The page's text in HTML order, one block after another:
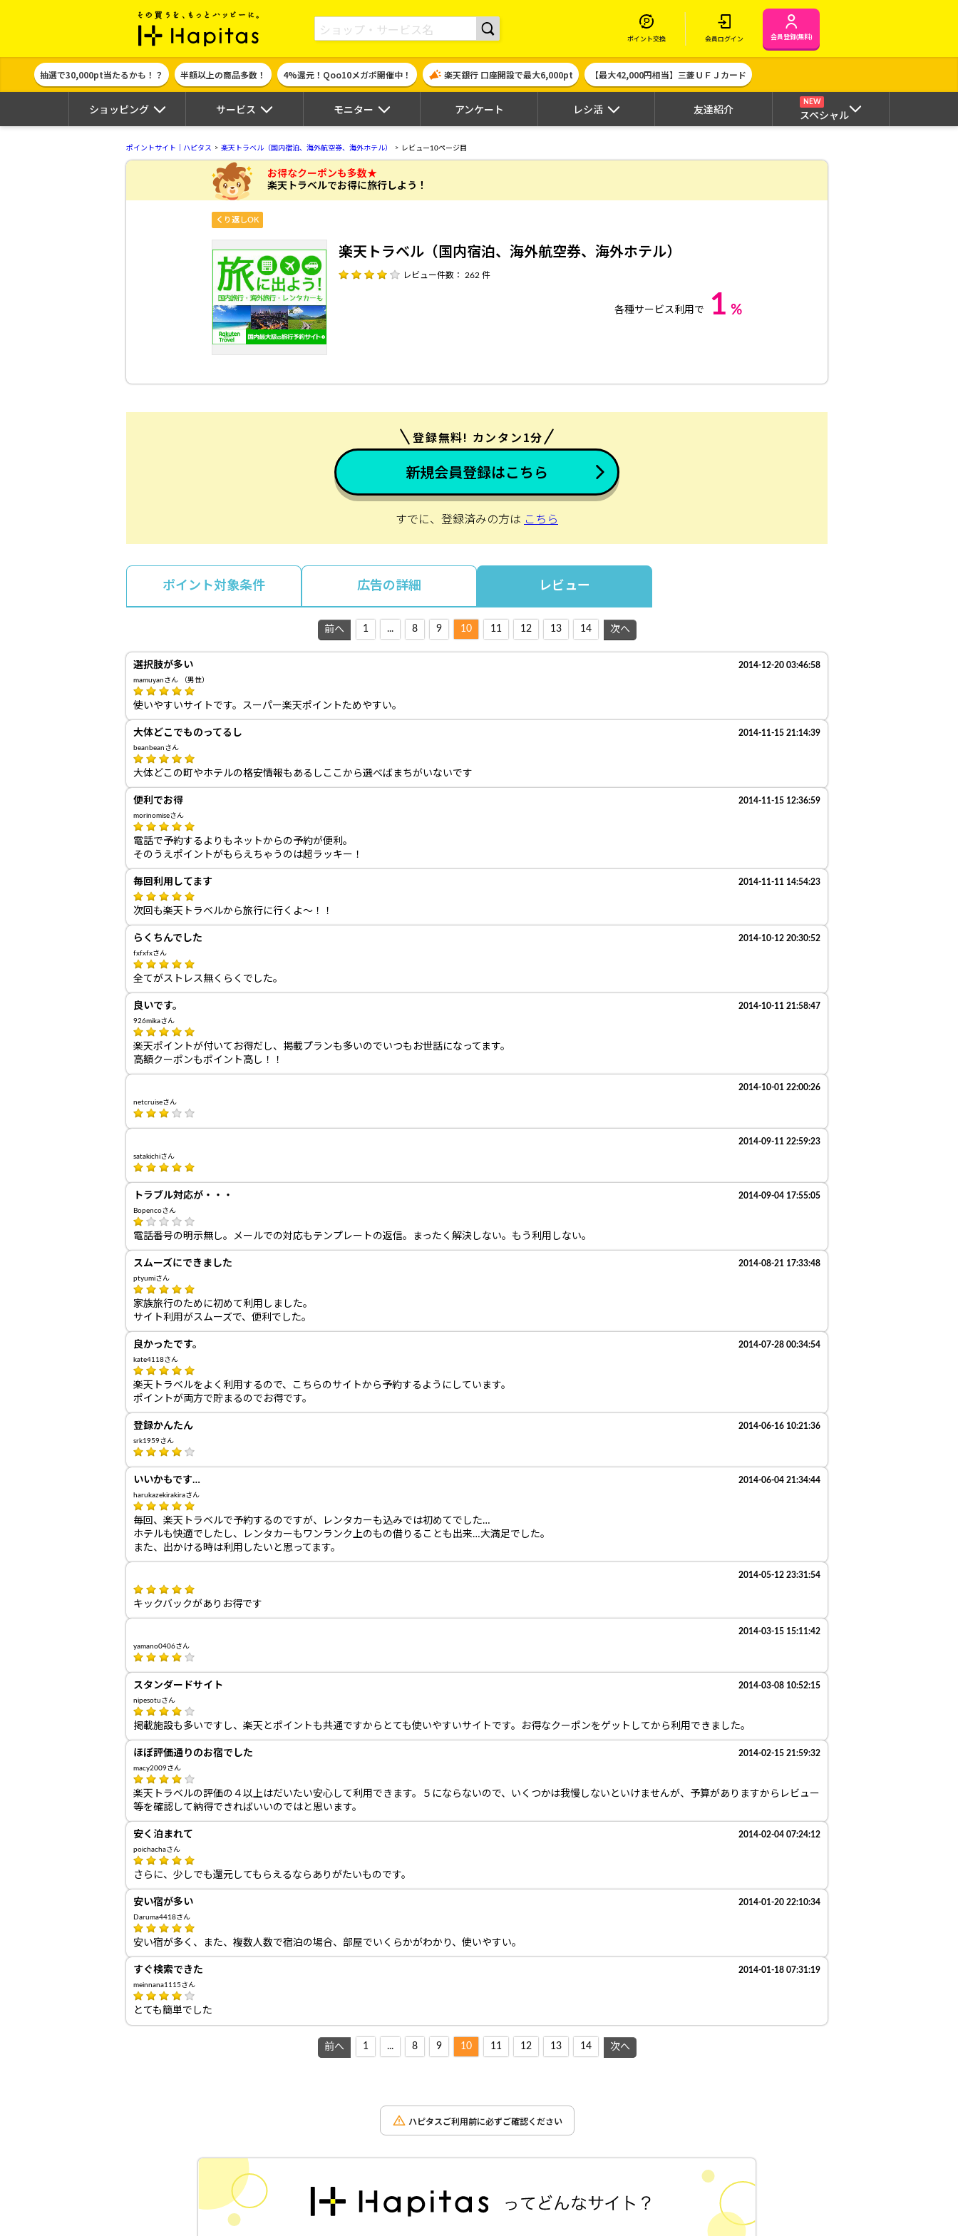
ポイント貯めて現金やギフト券に交換できるポイントサイト | ハピタス
ポイント交換 会員ログイン 会員登録(無料)
抽選で30,000pt当たるかも！？ 半額以上の商品多数！ 4%還元！Qoo10メガポ開催中！ 楽天銀行 口座開設で最大6,000pt 【最大42,000円相当】三菱ＵＦＪカード
ショッピング サービス モニター アンケート レシ活 友達紹介
NEW
スペシャル
ポイントサイト｜ハピタス 楽天トラベル（国内宿泊、海外航空券、海外ホテル） レビュー10ページ目
お得なクーポンも多数★
楽天トラベルでお得に旅行しよう！
くり返しOK
楽天トラベル（国内宿泊、海外航空券、海外ホテル）
レビュー件数： 262 件
各種サービス利用で 1 %
登録無料! カンタン1分
新規会員登録はこちら
すでに、登録済みの方は こちら
ポイント対象条件 広告の詳細 レビュー
前へ 1 ... 8 9 10 11 12 13 14 次へ
選択肢が多い 2014-12-20 03:46:58
mamuyanさん （男性）
使いやすいサイトです。スーパー楽天ポイントためやすい。
大体どこでものってるし 2014-11-15 21:14:39
beanbeanさん
大体どこの町やホテルの格安情報もあるしここから選べばまちがいないです
便利でお得 2014-11-15 12:36:59
morinomiseさん
電話で予約するよりもネットからの予約が便利。
そのうえポイントがもらえちゃうのは超ラッキー！
毎回利用してます 2014-11-11 14:54:23
次回も楽天トラベルから旅行に行くよ～！！
らくちんでした 2014-10-12 20:30:52
fxfxfxさん
全てがストレス無くらくでした。
良いです。 2014-10-11 21:58:47
926mikaさん
楽天ポイントが付いてお得だし、掲載プランも多いのでいつもお世話になってます。
高額クーポンもポイント高し！！
2014-10-01 22:00:26
netcruiseさん
2014-09-11 22:59:23
satakichiさん
トラブル対応が・・・ 2014-09-04 17:55:05
Bopencoさん
電話番号の明示無し。メールでの対応もテンプレートの返信。まったく解決しない。もう利用しない。
スムーズにできました 2014-08-21 17:33:48
ptyumiさん
家族旅行のために初めて利用しました。
サイト利用がスムーズで、便利でした。
良かったです。 2014-07-28 00:34:54
kate4118さん
楽天トラベルをよく利用するので、こちらのサイトから予約するようにしています。
ポイントが両方で貯まるのでお得です。
登録かんたん 2014-06-16 10:21:36
srk1959さん
いいかもです… 2014-06-04 21:34:44
harukazekirakiraさん
毎回、楽天トラベルで予約するのですが、レンタカーも込みでは初めてでした…
ホテルも快適でしたし、レンタカーもワンランク上のもの借りることも出来…大満足でした。
また、出かける時は利用したいと思ってます。
2014-05-12 23:31:54
キックバックがありお得です
2014-03-15 15:11:42
yamano0406さん
スタンダードサイト 2014-03-08 10:52:15
nipesotuさん
掲載施設も多いですし、楽天とポイントも共通ですからとても使いやすいサイトです。お得なクーポンをゲットしてから利用できました。
ほぼ評価通りのお宿でした 2014-02-15 21:59:32
macy2009さん
楽天トラベルの評価の４以上はだいたい安心して利用できます。５にならないので、いくつかは我慢しないといけませんが、予算がありますからレビュー
等を確認して納得できればいいのではと思います。
安く泊まれて 2014-02-04 07:24:12
poichachaさん
さらに、少しでも還元してもらえるならありがたいものです。
安い宿が多い 2014-01-20 22:10:34
Daruma4418さん
安い宿が多く、また、複数人数で宿泊の場合、部屋でいくらかがわかり、使いやすい。
すぐ検索できた 2014-01-18 07:31:19
meinnana1115さん
とても簡単でした
前へ 1 ... 8 9 10 11 12 13 14 次へ
ハピタスご利用前に必ずご確認ください